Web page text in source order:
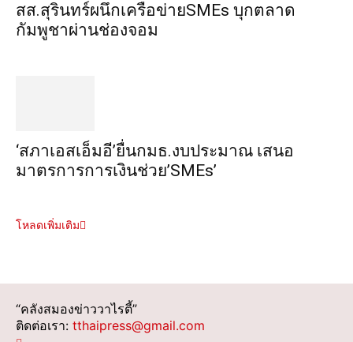
สส.สุรินทร์ผนึกเครือข่ายSMEs บุกตลาด
กัมพูชาผ่านช่องจอม
‘สภาเอสเอ็มอี’ยื่นกมธ.งบประมาณ เสนอ
มาตรการการเงินช่วย’SMEs’
โหลดเพิ่มเติม
“คลังสมองข่าววาไรตี้”
ติดต่อเรา: tthaipress@gmail.com